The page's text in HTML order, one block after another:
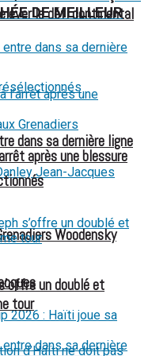
le défi continental
Woodensky
dans sa dernière ligne
DE MEILLEUR
après une blessure
un doublé et
tour